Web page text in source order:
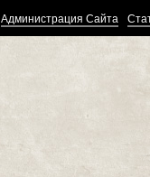
Администрация Сайта